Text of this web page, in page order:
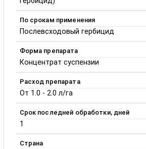
По срокам применения
Послевсходовый гербицид
Форма препарата
Концентрат суспензии
Расход препарата
От 1.0 - 2.0 л/га
Срок последней обработки, дней
1
Страна